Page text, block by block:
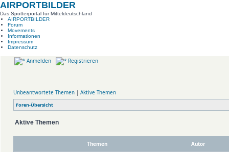
AIRPORTBILDER
Das Spotterportal für Mitteldeutschland
AIRPORTBILDER
Forum
Movements
Informationen
Impressum
Datenschutz
Anmelden Registrieren
Unbeantwortete Themen | Aktive Themen
Foren-Übersicht
Aktive Themen
Themen Autor